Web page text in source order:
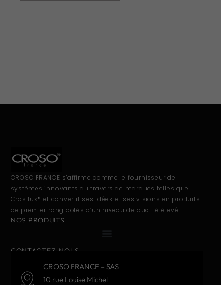
CROSO FRANCE s’affirme comme le fournisseur de
systèmes innovants au travers de marques telles que
Crosilux® et convertit ses idées et ses visions en produits
de premier rang dotés d’un niveau de qualité élevé.
NOS PRODUITS
CONTACTEZ-NOUS
CROSO FRANCE – SAS
10 rue Louise Michel